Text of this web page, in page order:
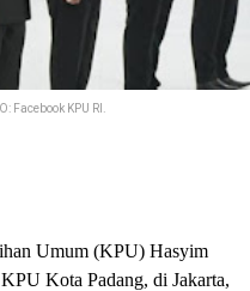
KPU RI.
Umum (KPU) Hasyim
Kota Padang, di Jakarta,